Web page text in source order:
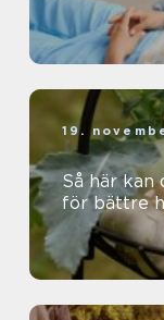
19.
Så här kan
för bättre